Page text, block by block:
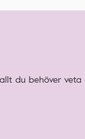
du behöver veta